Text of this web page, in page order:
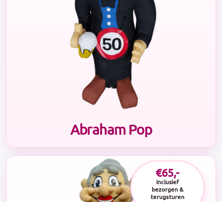
Abraham Pop
€65,-
Inclusief
bezorgen &
terugsturen